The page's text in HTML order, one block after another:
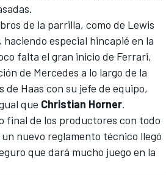
de la parrilla, como de Lewis
especial hincapié en la
falta el gran inicio de Ferrari,
de Mercedes a lo largo de la
de Haas con su jefe de equipo,
que Christian Horner.
final de los productores con todo
nuevo reglamento técnico llegó
que dará mucho juego en la